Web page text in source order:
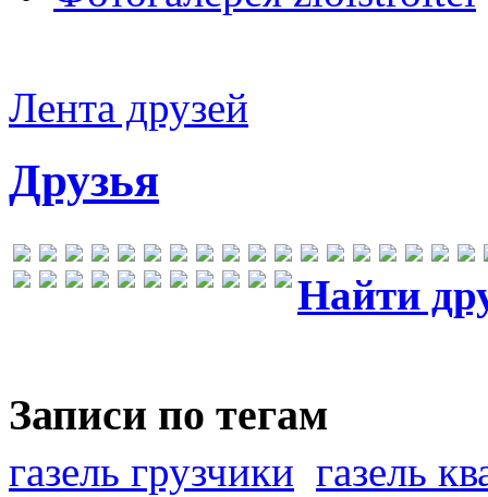
Лента друзей
Друзья
Найти
Записи по тегам
газель грузчики газель